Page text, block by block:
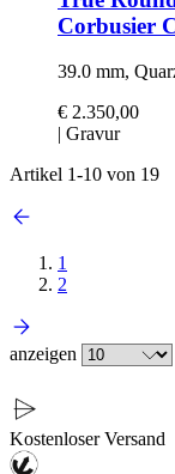
Corbusier
39.0 mm,
€ 2.350,00
| Gravur
Artikel 1-10 von 19
1
2
anzeigen
Kostenloser Versand